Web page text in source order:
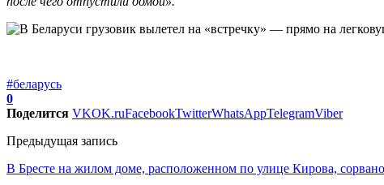
#беларусь
0
Поделится VKOK.ruFacebookTwitterWhatsAppTelegramViber
Предыдущая запись
В Бресте на жилом доме, расположенном по улице Кирова,